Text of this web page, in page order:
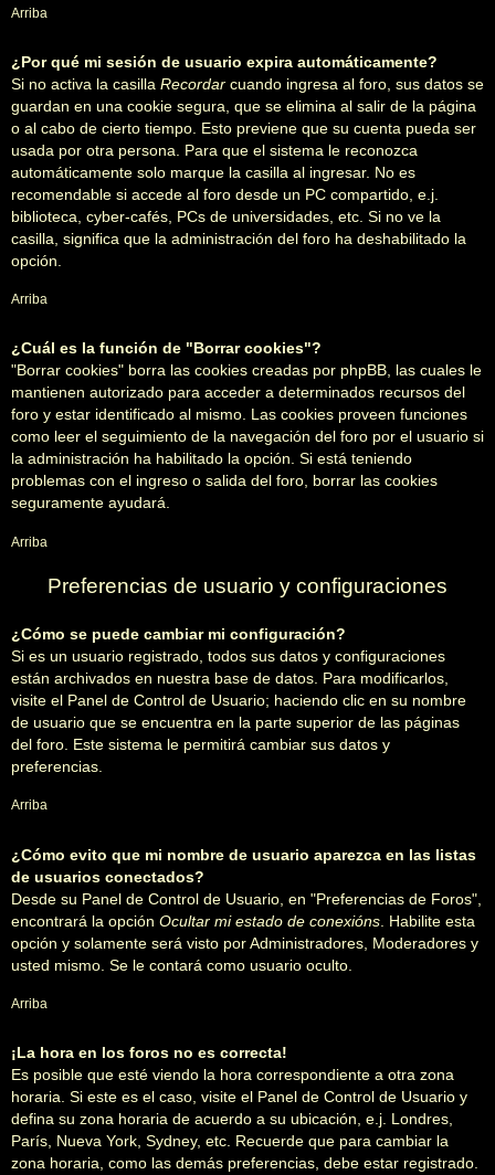
Arriba
¿Por qué mi sesión de usuario expira automáticamente?
Si no activa la casilla Recordar cuando ingresa al foro, sus datos se
guardan en una cookie segura, que se elimina al salir de la página
o al cabo de cierto tiempo. Esto previene que su cuenta pueda ser
usada por otra persona. Para que el sistema le reconozca
automáticamente solo marque la casilla al ingresar. No es
recomendable si accede al foro desde un PC compartido, e.j.
biblioteca, cyber-cafés, PCs de universidades, etc. Si no ve la
casilla, significa que la administración del foro ha deshabilitado la
opción.
Arriba
¿Cuál es la función de "Borrar cookies"?
"Borrar cookies" borra las cookies creadas por phpBB, las cuales le
mantienen autorizado para acceder a determinados recursos del
foro y estar identificado al mismo. Las cookies proveen funciones
como leer el seguimiento de la navegación del foro por el usuario si
la administración ha habilitado la opción. Si está teniendo
problemas con el ingreso o salida del foro, borrar las cookies
seguramente ayudará.
Arriba
Preferencias de usuario y configuraciones
¿Cómo se puede cambiar mi configuración?
Si es un usuario registrado, todos sus datos y configuraciones
están archivados en nuestra base de datos. Para modificarlos,
visite el Panel de Control de Usuario; haciendo clic en su nombre
de usuario que se encuentra en la parte superior de las páginas
del foro. Este sistema le permitirá cambiar sus datos y
preferencias.
Arriba
¿Cómo evito que mi nombre de usuario aparezca en las listas
de usuarios conectados?
Desde su Panel de Control de Usuario, en "Preferencias de Foros",
encontrará la opción Ocultar mi estado de conexións . Habilite esta
opción y solamente será visto por Administradores, Moderadores y
usted mismo. Se le contará como usuario oculto.
Arriba
¡La hora en los foros no es correcta!
Es posible que esté viendo la hora correspondiente a otra zona
horaria. Si este es el caso, visite el Panel de Control de Usuario y
defina su zona horaria de acuerdo a su ubicación, e.j. Londres,
París, Nueva York, Sydney, etc. Recuerde que para cambiar la
zona horaria, como las demás preferencias, debe estar registrado.